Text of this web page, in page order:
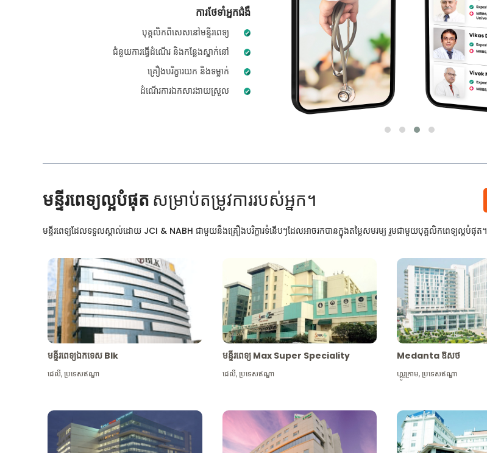
ការថែទាំអ្នកជំងឺ
បុគ្គលិកពិសេសនៅមន្ទីរពេទ្យ
ជំនួយការធ្វើដំណើរ និងកន្លែងស្នាក់នៅ
គ្រឿងបរិក្ខារយក និងទម្លាក់
ដំណើរការឯកសារងាយស្រួល
មន្ទីរពេទ្យល្អបំផុត សម្រាប់តម្រូវការរបស់អ្នក។
មន្ទីរពេទ្យដែលទទួលស្គាល់ដោយ JCI & NABH ជាមួយនឹងគ្រឿងបរិក្ខារទំនើបៗដែលអាចរកបានក្នុងតម្លៃសមរម្យ រួមជាមួយបុគ្គលិកពេទ្យល្អបំផុត។
មន្ទីរពេទ្យឯកទេស Blk
ដេលី,ប្រទេសឥណ្ឌា
មន្ទីរពេទ្យ Max Super Speciality
ដេលី,ប្រទេសឥណ្ឌា
Medanta ឱសថ
ហ្គូរូក្រាម,ប្រទេសឥណ្ឌា